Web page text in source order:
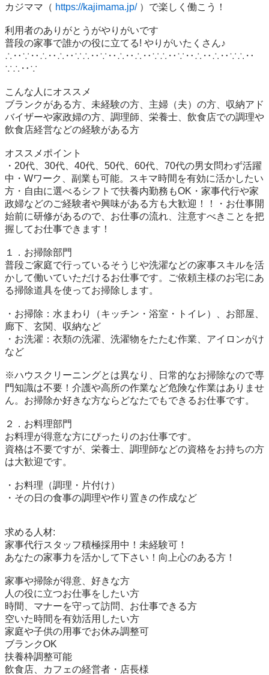
カジママ（ https://kajimama.jp/ ）で楽しく働こう！
利用者のありがとうがやりがいです
普段の家事で誰かの役に立てる! やりがいたくさん♪
∴‥∵‥∴‥∴‥∵∴‥∵‥∴‥∴‥∵∴‥∵‥∴‥∴‥∵∴‥
∵∴‥∵
こんな人にオススメ
ブランクがある方、未経験の方、主婦（夫）の方、収納アド
バイザーや家政婦の方、調理師、栄養士、飲食店での調理や
飲食店経営などの経験がある方
オススメポイント
・20代、30代、40代、50代、60代、70代の男女問わず活躍
中・Wワーク、副業も可能。スキマ時間を有効に活かしたい
方・自由に選べるシフトで扶養内勤務もOK・家事代行や家
政婦などのご経験者や興味がある方も大歓迎！！・お仕事開
始前に研修があるので、お仕事の流れ、注意すべきことを把
握してお仕事できます！
１．お掃除部門
普段ご家庭で行っているそうじや洗濯などの家事スキルを活
かして働いていただけるお仕事です。ご依頼主様のお宅にあ
る掃除道具を使ってお掃除します。
・お掃除：水まわり（キッチン・浴室・トイレ）、お部屋、
廊下、玄関、収納など
・お洗濯：衣類の洗濯、洗濯物をたたむ作業、アイロンがけ
など
※ハウスクリーニングとは異なり、日常的なお掃除なので専
門知識は不要！介護や高所の作業など危険な作業はありませ
ん。お掃除か好きな方ならどなたでもできるお仕事です。
２．お料理部門
お料理が得意な方にぴったりのお仕事です。
資格は不要ですが、栄養士、調理師などの資格をお持ちの方
は大歓迎です。
・お料理（調理・片付け）
・その日の食事の調理や作り置きの作成など
求める人材:
家事代行スタッフ積極採用中！未経験可！
あなたの家事力を活かして下さい！向上心のある方！
家事や掃除が得意、好きな方
人の役に立つお仕事をしたい方
時間、マナーを守って訪問、お仕事できる方
空いた時間を有効活用したい方
家庭や子供の用事でお休み調整可
ブランクOK
扶養枠調整可能
飲食店、カフェの経営者・店長様